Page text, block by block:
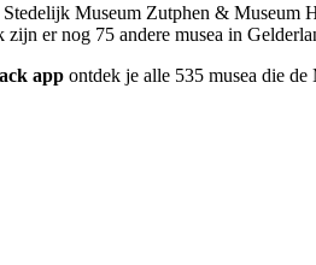
Museum Zutphen & Museum
er nog 75 andere musea in
app ontdek je alle 535 musea die